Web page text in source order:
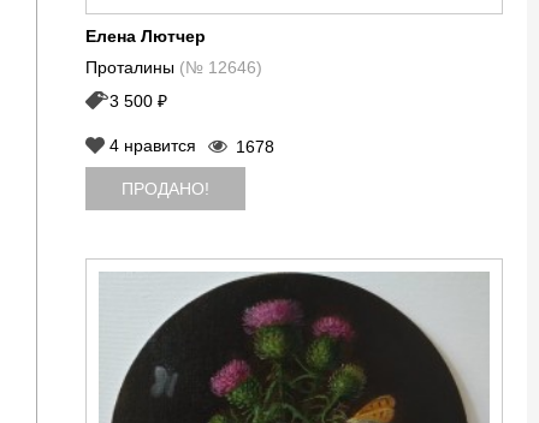
Елена Лютчер
Проталины (№ 12646)
3 500 ₽
4 нравится 1678
ПРОДАНО!